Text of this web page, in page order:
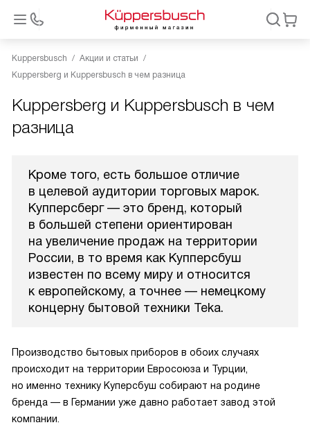
Kuppersbusch
Акции и статьи
Kuppersberg и Kuppersbusch в чем разница
Kuppersberg и Kuppersbusch в чем
разница
Кроме того, есть большое отличие
в целевой аудитории торговых марок.
Купперсберг — это бренд, который
в большей степени ориентирован
на увеличение продаж на территории
России, в то время как Купперсбуш
известен по всему миру и относится
к европейскому, а точнее — немецкому
концерну бытовой техники Teka.
Производство бытовых приборов в обоих случаях
происходит на территории Евросоюза и Турции,
но именно технику Куперсбуш собирают на родине
бренда — в Германии уже давно работает завод этой
компании.